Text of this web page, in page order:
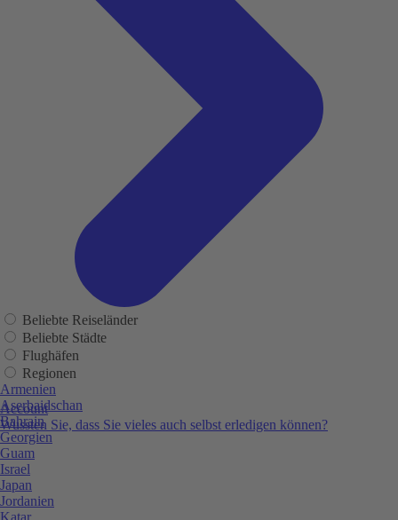
Account
Wussten Sie, dass Sie vieles auch selbst erledigen können?
Beliebte Reiseländer
Beliebte Städte
Flughäfen
Regionen
Armenien
Aserbaidschan
Bahrain
Georgien
Guam
Israel
Japan
Jordanien
Katar